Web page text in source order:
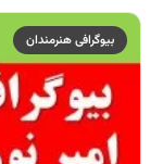
بیوگرافی هنرمندان